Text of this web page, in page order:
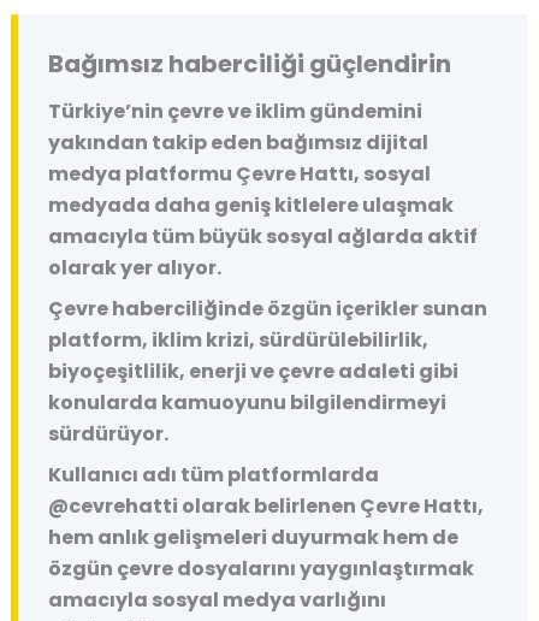
Bağımsız haberciliği güçlendirin
Türkiye’nin çevre ve iklim gündemini
yakından takip eden bağımsız dijital
medya platformu Çevre Hattı, sosyal
medyada daha geniş kitlelere ulaşmak
amacıyla tüm büyük sosyal ağlarda aktif
olarak yer alıyor.
Çevre haberciliğinde özgün içerikler sunan
platform, iklim krizi, sürdürülebilirlik,
biyoçeşitlilik, enerji ve çevre adaleti gibi
konularda kamuoyunu bilgilendirmeyi
sürdürüyor.
Kullanıcı adı tüm platformlarda
@cevrehatti olarak belirlenen Çevre Hattı,
hem anlık gelişmeleri duyurmak hem de
özgün çevre dosyalarını yaygınlaştırmak
amacıyla sosyal medya varlığını